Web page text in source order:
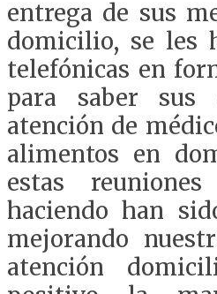
entrega de sus
domicilio, se les
telefónicas en
para saber sus
atención de
alimentos en
estas
haciendo han
mejorando
atención